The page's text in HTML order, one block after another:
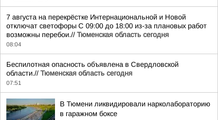
7 августа на перекрёстке Интернациональной и Новой
отключат светофоры С 09:00 до 18:00 из-за плановых работ
возможны перебои.// Тюменская область сегодня
08:04
Беспилотная опасность объявлена в Свердловской
области.// Тюменская область сегодня
07:51
В Тюмени ликвидировали нарколабораторию
в гаражном боксе